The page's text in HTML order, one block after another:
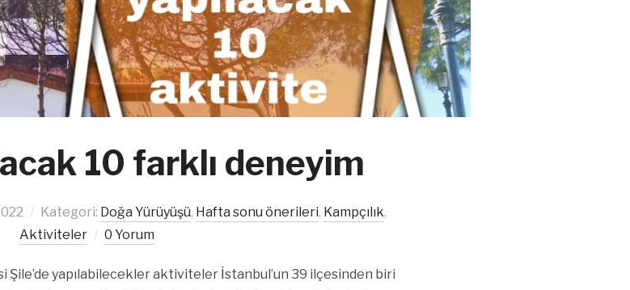
10 farklı deneyim
Kategori: Doğa Yürüyüşü, Hafta sonu önerileri, Kampçılık,
Aktiviteler
0 Yorum
yapılabilecekler aktiviteler İstanbul’un 39 ilçesinden biri